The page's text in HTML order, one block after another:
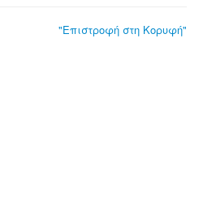
"Επιστροφή στη Κορυφή"